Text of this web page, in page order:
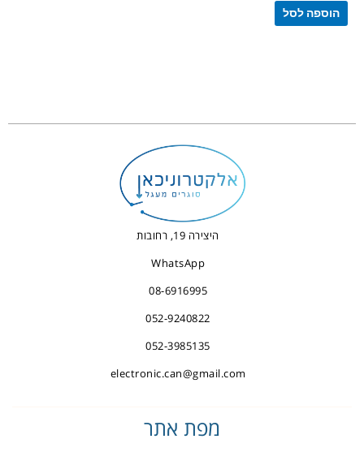
הוספה לסל
היצירה 19, רחובות
WhatsApp
08-6916995
052-9240822
052-3985135
electronic.can@gmail.com
מפת אתר